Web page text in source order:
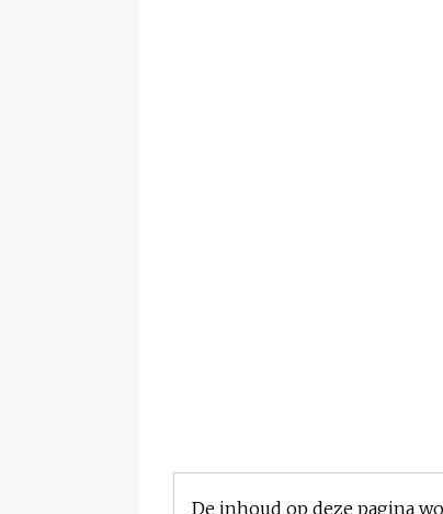
De inhoud op deze pagina